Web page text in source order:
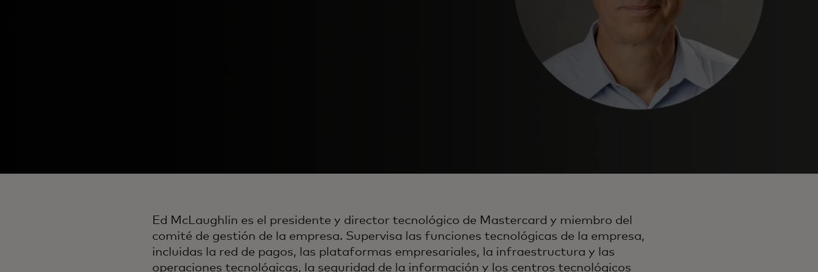
Ed McLaughlin es el presidente y director tecnológico de Mastercard y miembro del
comité de gestión de la empresa. Supervisa las funciones tecnológicas de la empresa,
incluidas la red de pagos, las plataformas empresariales, la infraestructura y las
operaciones tecnológicas, la seguridad de la información y los centros tecnológicos